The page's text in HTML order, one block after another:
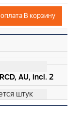
В корзину
AU, incl. 2